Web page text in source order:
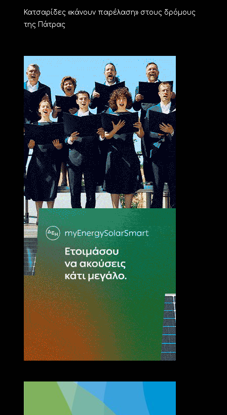
Κατσαρίδες «κάνουν παρέλαση» στους δρόμους
της Πάτρας